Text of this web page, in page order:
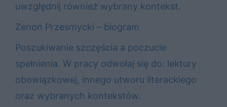
uwzględnij również wybrany kontekst.
Zenon Przesmycki – biogram
Poszukiwanie szczęścia a poczucie
spełnienia. W pracy odwołaj się do: lektury
obowiązkowej, innego utworu literackiego
oraz wybranych kontekstów.